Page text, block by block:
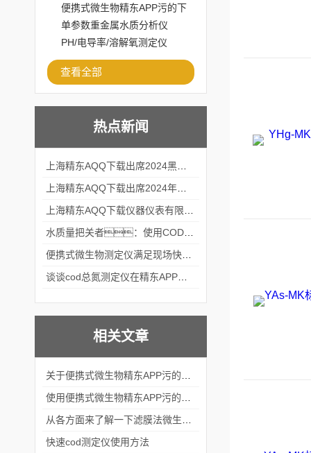
便携式微生物精东APP污的下
载安装
单参数重金属水质分析仪
PH/电导率/溶解氧测定仪
查看全部
热点新闻
相关文章
快速cod测定仪使用方法